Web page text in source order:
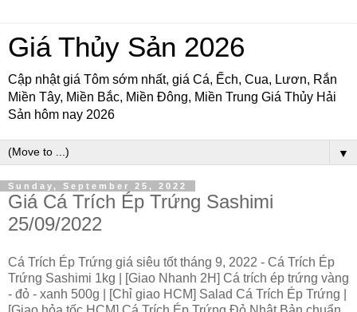
Giá Thủy Sản 2026
Cập nhật giá Tôm sớm nhất, giá Cá, Ếch, Cua, Lươn, Rắn
Miền Tây, Miền Bắc, Miền Đông, Miền Trung Giá Thủy Hải
Sản hôm nay 2026
▼
Sunday, September 25, 2022
Giá Cá Trích Ép Trứng Sashimi
25/09/2022
Cá Trích Ép Trứng giá siêu tốt tháng 9, 2022 - Cá Trích Ép
Trứng Sashimi 1kg | [Giao Nhanh 2H] Cá trích ép trứng vàng
- đỏ - xanh 500g | [Chỉ giao HCM] Salad Cá Trích Ép Trứng |